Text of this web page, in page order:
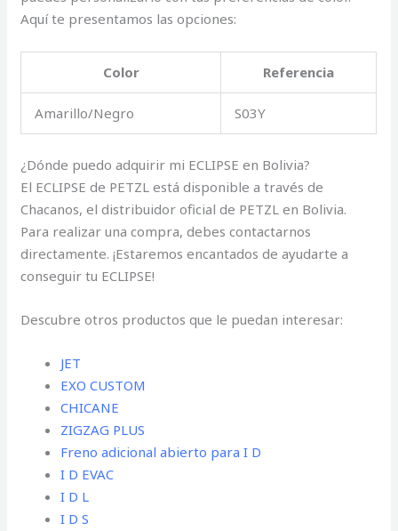
Aquí te presentamos las opciones:
Color Referencia
Amarillo/Negro S03Y
¿Dónde puedo adquirir mi ECLIPSE en Bolivia?
El ECLIPSE de PETZL está disponible a través de
Chacanos, el distribuidor oficial de PETZL en Bolivia.
Para realizar una compra, debes contactarnos
directamente. ¡Estaremos encantados de ayudarte a
conseguir tu ECLIPSE!
Descubre otros productos que le puedan interesar:
JET
EXO CUSTOM
CHICANE
ZIGZAG PLUS
Freno adicional abierto para I D
I D EVAC
I D L
I D S